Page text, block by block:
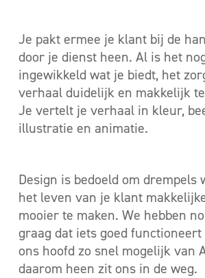
Je pakt ermee je klant bij de
door je dienst heen. Al is het
ingewikkeld wat je biedt, het
verhaal duidelijk en makkelijk
Je vertelt je verhaal in kleur,
illustratie en animatie.
Design is bedoeld om drempels
het leven van je klant
mooier te maken. We hebben
graag dat iets goed
ons hoofd zo snel mogelijk van
daarom heen zit ons in de weg.